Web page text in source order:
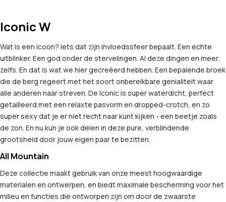
Iconic W
Wat is een icoon? Iets dat zijn invloedssfeer bepaalt. Een echte
uitblinker. Een god onder de stervelingen. Al deze dingen en meer,
zelfs. En dat is wat we hier gecreëerd hebben. Een bepalende broek
die de berg regeert met het soort onbereikbare genialiteit waar
alle anderen naar streven. De Iconic is super waterdicht, perfect
getailleerd met een relaxte pasvorm en dropped-crotch, en zo
super sexy dat je er niet recht naar kunt kijken - een beetje zoals
de zon. En nu kun je ook delen in deze pure, verblindende
grootsheid door jouw eigen paar te bezitten.
All Mountain
Deze collectie maakt gebruik van onze meest hoogwaardige
materialen en ontwerpen, en biedt maximale bescherming voor het
milieu en functies die ontworpen zijn om door de zwaarste